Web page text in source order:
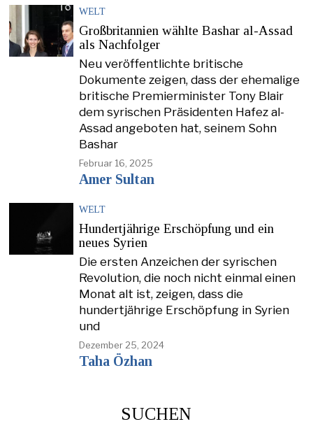
WELT
Großbritannien wählte Bashar al-Assad
als Nachfolger
Neu veröffentlichte britische
Dokumente zeigen, dass der ehemalige
britische Premierminister Tony Blair
dem syrischen Präsidenten Hafez al-
Assad angeboten hat, seinem Sohn
Bashar
Februar 16, 2025
Amer Sultan
WELT
Hundertjährige Erschöpfung und ein
neues Syrien
Die ersten Anzeichen der syrischen
Revolution, die noch nicht einmal einen
Monat alt ist, zeigen, dass die
hundertjährige Erschöpfung in Syrien
und
Dezember 25, 2024
Taha Özhan
SUCHEN